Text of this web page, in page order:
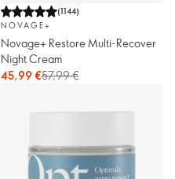
(1144)
NOVAGE+
Novage+ Restore Multi-Recover
Night Cream
45,99 €57,99 €